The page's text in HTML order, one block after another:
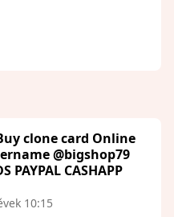
clone card Online
@bigshop79
PAYPAL CASHAPP
10:15